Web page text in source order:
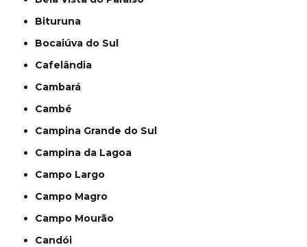
Bituruna
Bocaiúva do Sul
Cafelândia
Cambará
Cambé
Campina Grande do Sul
Campina da Lagoa
Campo Largo
Campo Magro
Campo Mourão
Candói